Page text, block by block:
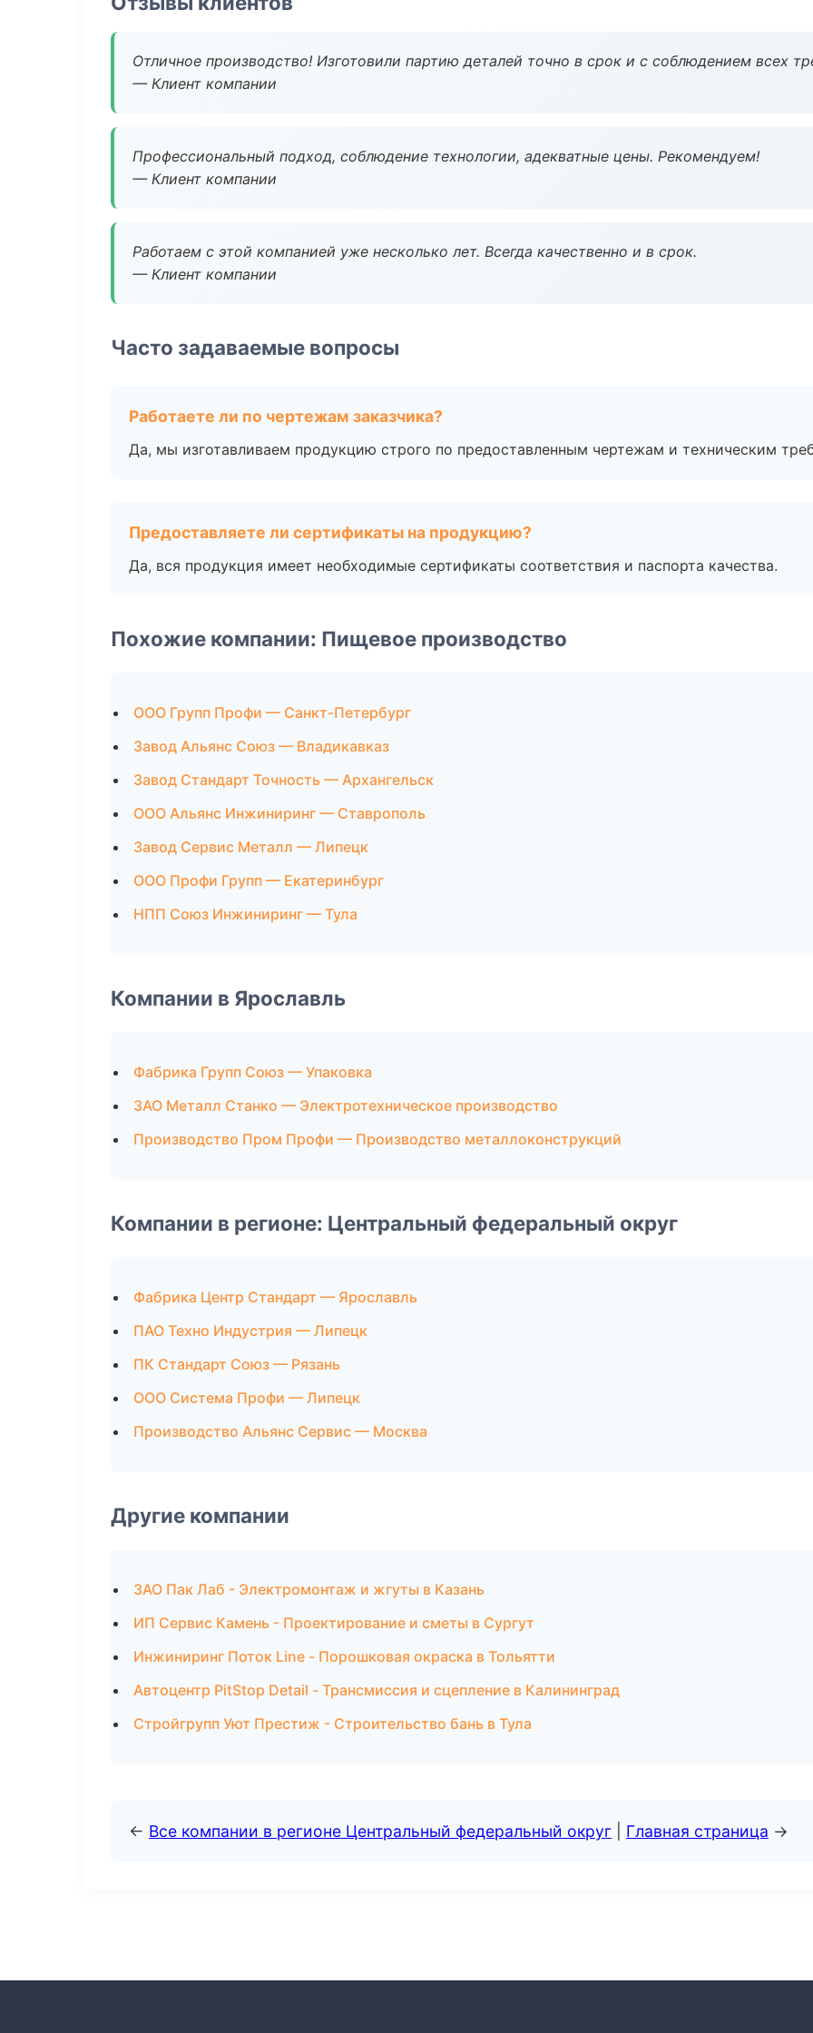
Отличное производство! Изготовили партию деталей точно в срок и с соблюдением всех
— Клиент компании
Профессиональный подход, соблюдение технологии, адекватные цены. Рекомендуем!
— Клиент компании
Работаем с этой компанией уже несколько лет. Всегда качественно и в срок.
— Клиент компании
Часто задаваемые вопросы
Работаете ли по чертежам заказчика?
Да, мы изготавливаем продукцию строго по предоставленным чертежам и техническим
Предоставляете ли сертификаты на продукцию?
Да, вся продукция имеет необходимые сертификаты соответствия и паспорта качества.
Похожие компании: Пищевое производство
ООО Групп Профи — Санкт-Петербург
Завод Альянс Союз — Владикавказ
Завод Стандарт Точность — Архангельск
ООО Альянс Инжиниринг — Ставрополь
Завод Сервис Металл — Липецк
ООО Профи Групп — Екатеринбург
НПП Союз Инжиниринг — Тула
Компании в Ярославль
Фабрика Групп Союз — Упаковка
ЗАО Металл Станко — Электротехническое производство
Производство Пром Профи — Производство металлоконструкций
Компании в регионе: Центральный федеральный округ
Фабрика Центр Стандарт — Ярославль
ПАО Техно Индустрия — Липецк
ПК Стандарт Союз — Рязань
ООО Система Профи — Липецк
Производство Альянс Сервис — Москва
Другие компании
ЗАО Пак Лаб - Электромонтаж и жгуты в Казань
ИП Сервис Камень - Проектирование и сметы в Сургут
Инжиниринг Поток Line - Порошковая окраска в Тольятти
Автоцентр PitStop Detail - Трансмиссия и сцепление в Калининград
Стройгрупп Уют Престиж - Строительство бань в Тула
← Все компании в регионе Центральный федеральный округ Главная страница →